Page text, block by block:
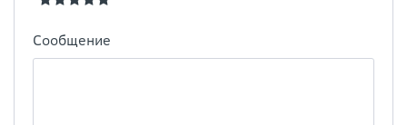
Сообщение